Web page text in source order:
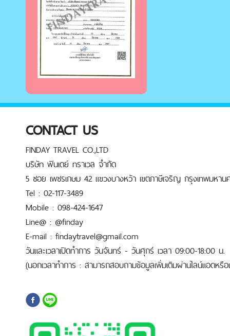
CONTACT US
FINDAY TRAVEL CO.,LTD
บริษัท ฟินเดย์ ทราเวล จำกัด
5 ซอย เพชรเกษม 42 แขวงบางหว้า เขตภาษีเจริญ กรุงเทพมหาน
Tel : 02-117-3489
Mobile : 098-424-1647
Line@ : @finday
E-mail : findaytravel@gmail.com
วันและเวลาเปิดทำการ วันจันทร์ - วันศุกร์ เวลา 09:00-18:00 น.
(นอกเวลาทำการ : สามารถสอบถามข้อมูลเพิ่มเติมผ่านไลน์แอดหรือ